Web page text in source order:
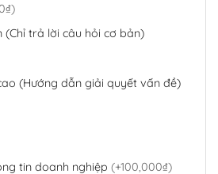
(Chỉ trả lời câu hỏi cơ bản)
(Hướng dẫn giải quyết vấn đề)
tin doanh nghiệp (+100,000₫)